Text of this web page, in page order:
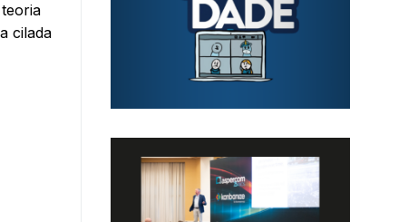
cilada